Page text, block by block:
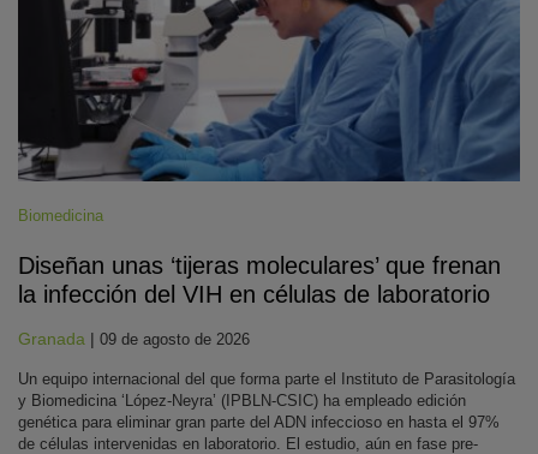
Biomedicina
Diseñan unas ‘tijeras moleculares’ que frenan
la infección del VIH en células de laboratorio
Granada | 09 de agosto de 2026
Un equipo internacional del que forma parte el Instituto de Parasitología
y Biomedicina ‘López-Neyra’ (IPBLN-CSIC) ha empleado edición
genética para eliminar gran parte del ADN infeccioso en hasta el 97%
de células intervenidas en laboratorio. El estudio, aún en fase pre-